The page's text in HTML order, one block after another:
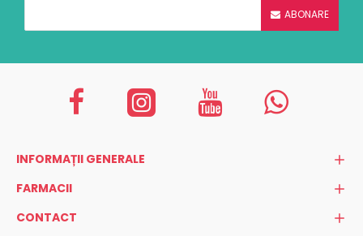
ABONARE
INFORMAȚII GENERALE
FARMACII
CONTACT